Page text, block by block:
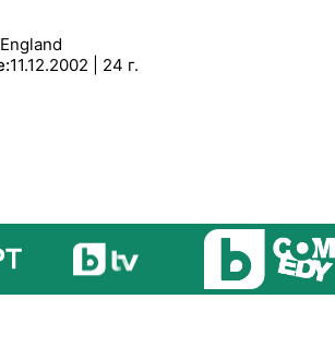
England
11.12.2002 | 24 г.